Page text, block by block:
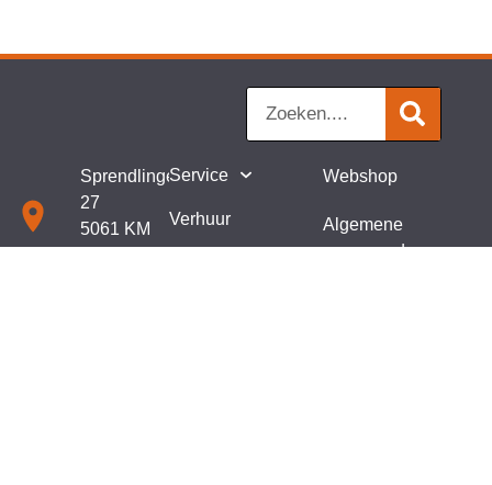
Sprendlingenstraat
27
5061 KM
Service
Verhuur
Webshop
Algemene
voorwaarden